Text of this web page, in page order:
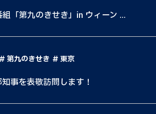
「第九のきせき」in ウィーン ...
第九のきせき 東京
事を表敬訪問します！